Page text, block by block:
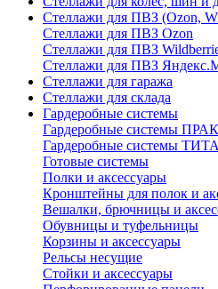
Стеллажи для ПВЗ (Ozon,
Стеллажи для ПВЗ Ozon
Стеллажи для ПВЗ
Стеллажи для ПВЗ
Стеллажи для гаража
Стеллажи для склада
Гардеробные системы
Гардеробные системы
Гардеробные системы
Готовые системы
Полки и аксессуары
Кронштейны для полок и
Вешалки, брючницы и
Обувницы и туфельницы
Корзины и аксессуары
Рельсы несущие
Стойки и аксессуары